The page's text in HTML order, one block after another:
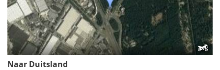
Naar Duitsland